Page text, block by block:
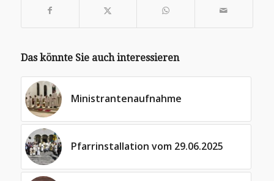
Das könnte Sie auch interessieren
Ministrantenaufnahme
Pfarrinstallation vom 29.06.2025